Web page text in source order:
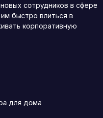
сотрудников в сфере
быстро влиться в
корпоративную
для дома